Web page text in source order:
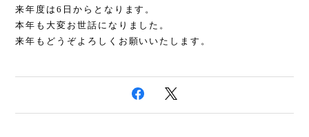
来年度は6日からとなります。
本年も大変お世話になりました。
来年もどうぞよろしくお願いいたします。